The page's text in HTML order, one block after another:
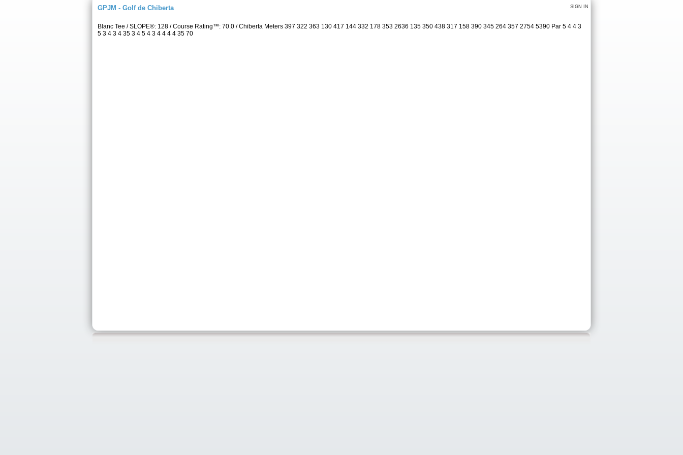
SIGN IN
GPJM - Golf de Chiberta
Blanc Tee / SLOPE®: 128 / Course Rating™: 70.0 / Chiberta Meters 397 322 363 130 417 144 332 178 353 2636 135 350 438 317 158 390 345 264 357 2754 5390 Par 5 4 4 3
5 3 4 3 4 35 3 4 5 4 3 4 4 4 4 35 70